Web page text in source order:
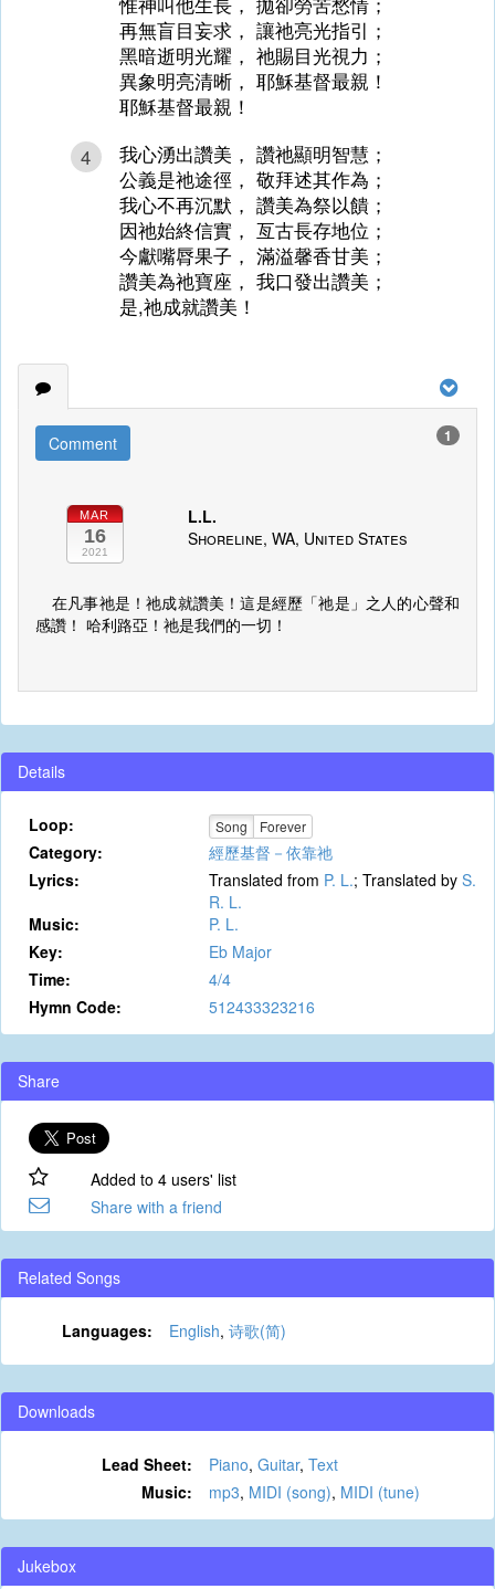
再無盲目妄求， 讓祂亮光指引；
黑暗逝明光耀， 祂賜目光視力；
異象明亮清晰， 耶穌基督最親！
耶穌基督最親！
4
我心湧出讚美， 讚祂顯明智慧；
公義是祂途徑， 敬拜述其作為；
我心不再沉默， 讚美為祭以饋；
因祂始終信實， 亙古長存地位；
今獻嘴脣果子， 滿溢馨香甘美；
讚美為祂寶座， 我口發出讚美；
是,祂成就讚美！
Comment 1
MAR
16
2021
L.L.
Shoreline, WA, United States
在凡事祂是！祂成就讚美！這是經歷「祂是」之人的心聲和
感讚！ 哈利路亞！祂是我們的一切！
Details
Loop: Song Forever
Category:
經歷基督－依靠祂
Lyrics:
Translated from P. L.; Translated by S.
R. L.
Music:
P. L.
Key:
Eb Major
Time:
4/4
Hymn Code:
512433323216
Share
Added to 4 users' list
Share with a friend
Related Songs
Languages: English, 诗歌(简)
Downloads
Lead Sheet: Piano, Guitar, Text
Music:
mp3, MIDI (song), MIDI (tune)
Jukebox